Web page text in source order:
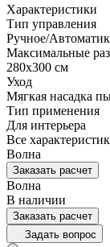
Характеристики
Тип управления
Ручное/
Максимальные
280х300 см
Уход
Мягкая насадка
Тип применения
Для интерьера
Все
Волна
Заказать расчет
Волна
В наличии
Заказать расчет
Задать вопрос